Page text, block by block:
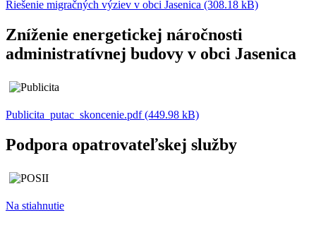
Riešenie migračných výziev v obci Jasenica (308.18 kB)
Zníženie energetickej náročnosti
administratívnej budovy v obci Jasenica
Publicita_putac_skoncenie.pdf (449.98 kB)
Podpora opatrovateľskej služby
Na stiahnutie